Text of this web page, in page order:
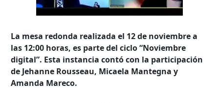
La mesa redonda realizada el 12 de noviembre a
las 12:00 horas, es parte del ciclo “Noviembre
digital”. Esta instancia contó con la participación
de Jehanne Rousseau, Micaela Mantegna y
Amanda Mareco.